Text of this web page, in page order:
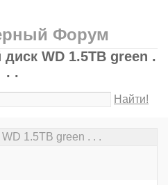
Форум
WD 1.5TB green .
. .
Найти!
1.5TB green . . .